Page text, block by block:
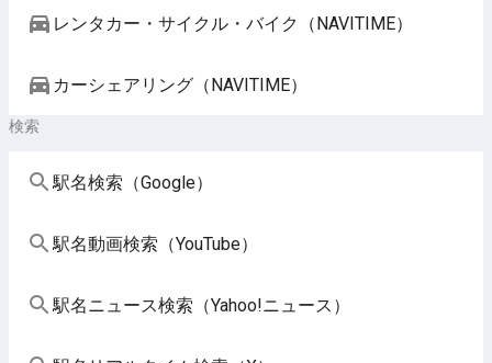
レンタカー・サイクル・バイク（NAVITIME）
カーシェアリング（NAVITIME）
検索
駅名検索（Google）
駅名動画検索（YouTube）
駅名ニュース検索（Yahoo!ニュース）